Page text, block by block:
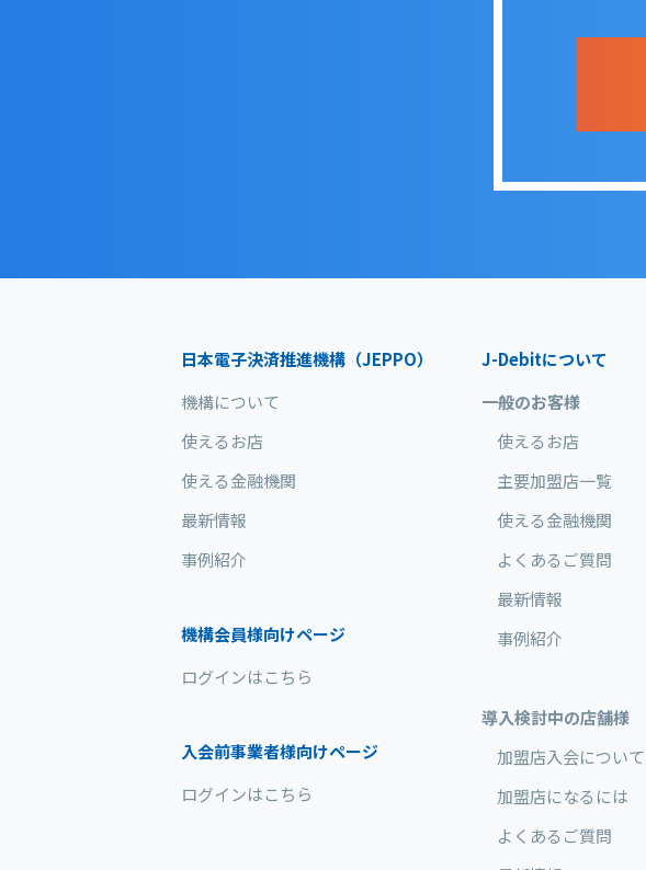
日本電子決済推進機構（JEPPO）
機構について
使えるお店
使える金融機関
最新情報
事例紹介
機構会員様向けページ
ログインはこちら
入会前事業者様向けページ
ログインはこちら
J-Debitについて
一般のお客様
使えるお店
主要加盟店一覧
使える金融機関
よくあるご質問
最新情報
事例紹介
導入検討中の店舗様
加盟店入会について
加盟店になるには
よくあるご質問